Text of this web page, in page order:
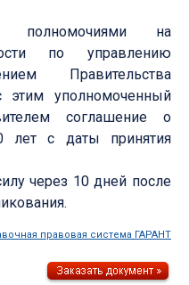
полномочиями на
по управлению
Правительства
этим уполномоченный
соглашение о
лет с даты принятия
через 10 дней после
правовая система ГАРАНТ